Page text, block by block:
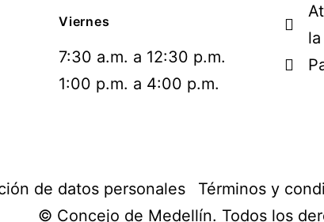
Viernes
7:30 a.m. a 12:30 p.m.
1:00 p.m. a 4:00 p.m.
de datos personales Términos y
© Concejo de Medellín. Todos los